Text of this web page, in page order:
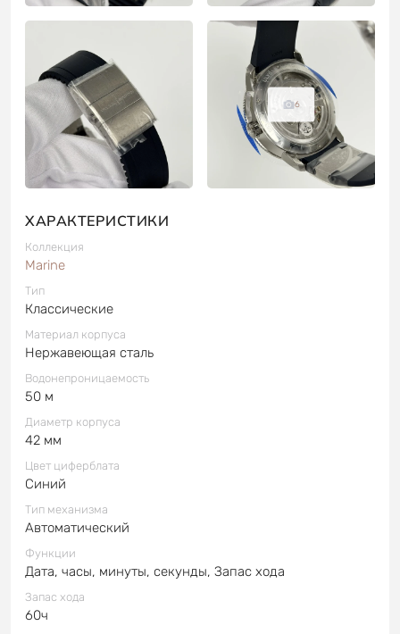
6
ХАРАКТЕРИСТИКИ
Коллекция
Marine
Тип
Классические
Материал корпуса
Нержавеющая сталь
Водонепроницаемость
50 м
Диаметр корпуса
42 мм
Цвет циферблата
Синий
Тип механизма
Автоматический
Функции
Дата, часы, минуты, секунды, Запас хода
Запас хода
60ч